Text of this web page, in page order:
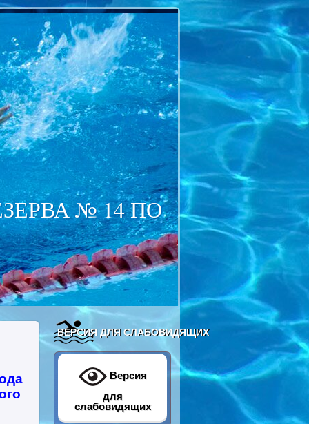
№ 14 ПО
ВЕРСИЯ ДЛЯ СЛАБОВИДЯЩИХ
Версия
для
слабовидящих